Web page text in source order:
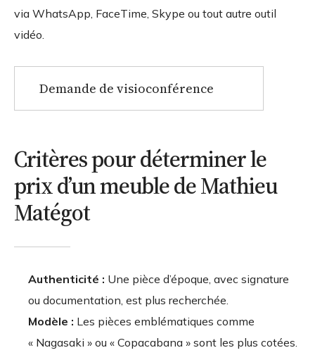
via WhatsApp, FaceTime, Skype ou tout autre outil
vidéo.
Demande de visioconférence
Critères pour déterminer le
prix d’un meuble de Mathieu
Matégot
Authenticité : Une pièce d’époque, avec signature
ou documentation, est plus recherchée.
Modèle : Les pièces emblématiques comme
« Nagasaki » ou « Copacabana » sont les plus cotées.